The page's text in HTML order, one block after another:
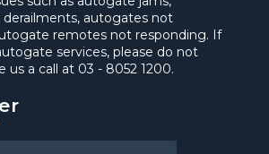
autogates not
remotes not responding. If
services, please do not
us a call at 03 - 8052 1200.